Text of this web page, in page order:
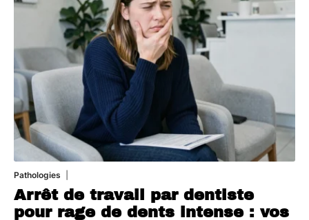
Pathologies
Arrêt de travail par dentiste
pour rage de dents intense : vos